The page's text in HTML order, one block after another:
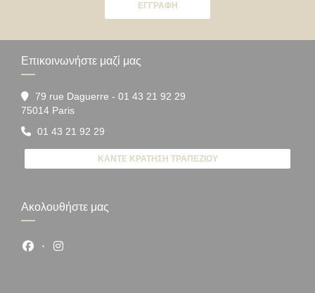
ΕΓΓΡΑΦΉ
Επικοινωνήστε μαζί μας
79 rue Daguerre - 01 43 21 92 29
75014 Paris((ανοίγει σε νέο παράθυρο))
01 43 21 92 29
ΚΆΝΤΕ ΚΡΆΤΗΣΗ ΤΡΑΠΕΖΙΟΎ
Ακολουθήστε μας
Facebook ((ανοίγει σε νέο παράθυρο))
Instagram ((ανοίγει σε νέο παράθυρο))